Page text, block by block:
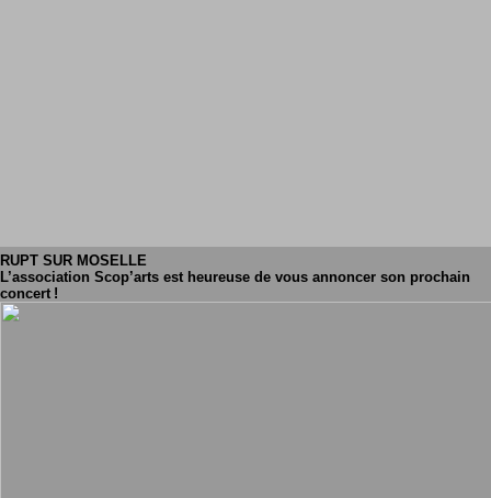
RUPT SUR MOSELLE
L’association Scop’arts est heureuse de vous annoncer son prochain
concert !